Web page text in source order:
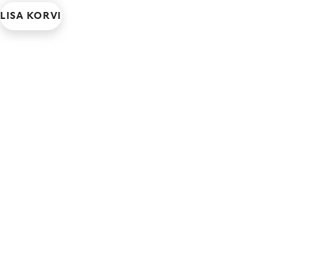
LISA KORVI